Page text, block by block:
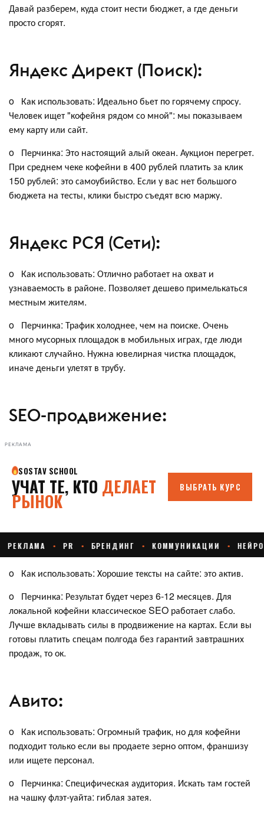
Давай разберем, куда стоит нести бюджет, а где деньги
просто сгорят.
Яндекс Директ (Поиск):
o Как использовать: Идеально бьет по горячему спросу.
Человек ищет "кофейня рядом со мной": мы показываем
ему карту или сайт.
o Перчинка: Это настоящий алый океан. Аукцион перегрет.
При среднем чеке кофейни в 400 рублей платить за клик
150 рублей: это самоубийство. Если у вас нет большого
бюджета на тесты, клики быстро съедят всю маржу.
Яндекс РСЯ (Сети):
o Как использовать: Отлично работает на охват и
узнаваемость в районе. Позволяет дешево примелькаться
местным жителям.
o Перчинка: Трафик холоднее, чем на поиске. Очень
много мусорных площадок в мобильных играх, где люди
кликают случайно. Нужна ювелирная чистка площадок,
иначе деньги улетят в трубу.
SEO-продвижение:
РЕКЛАМА
o Как использовать: Хорошие тексты на сайте: это актив.
o Перчинка: Результат будет через 6-12 месяцев. Для
локальной кофейни классическое SEO работает слабо.
Лучше вкладывать силы в продвижение на картах. Если вы
готовы платить спецам полгода без гарантий завтрашних
продаж, то ок.
Авито:
o Как использовать: Огромный трафик, но для кофейни
подходит только если вы продаете зерно оптом, франшизу
или ищете персонал.
o Перчинка: Специфическая аудитория. Искать там гостей
на чашку флэт-уайта: гиблая затея.